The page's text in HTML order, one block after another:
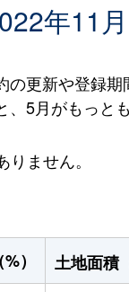
年11月
更新や登録
5月がもっと
ません。
） 土地面積